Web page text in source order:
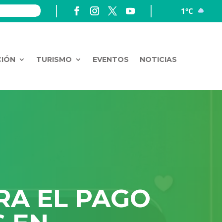
1°C
TURISMO EVENTOS NOTICIAS
EL PAGO